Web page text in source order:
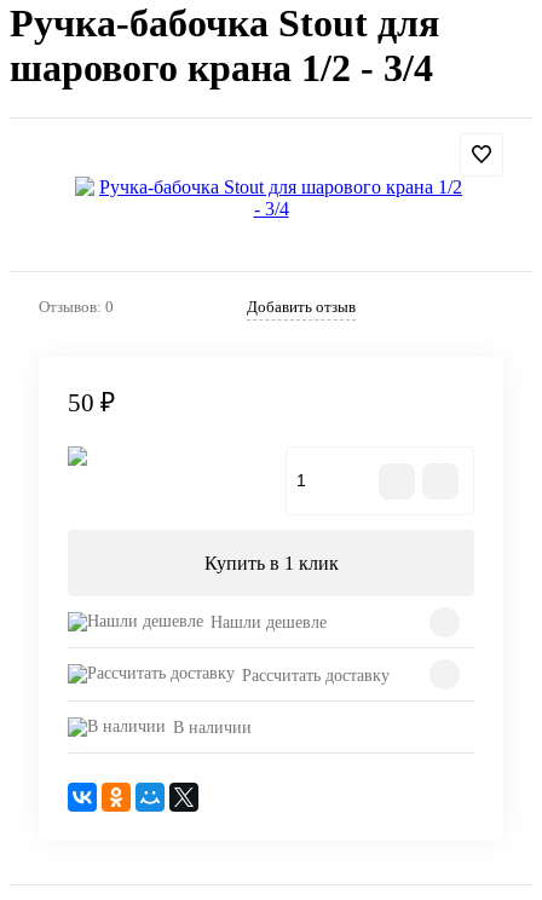
Ручка-бабочка Stout для
шарового крана 1/2 - 3/4
Отзывов: 0 Добавить отзыв
50 ₽
Купить в 1 клик
Нашли дешевле
Рассчитать доставку
В наличии